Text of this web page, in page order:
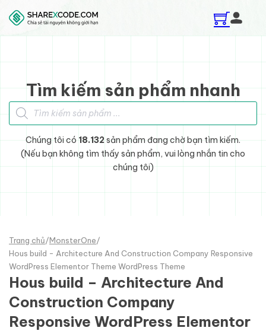
Skip to main content
Skip to footer
Tìm kiếm sản phẩm nhanh
Tìm kiếm sản phẩm
Chúng tôi có 18.132sản phẩm đang chờ bạn tìm kiếm.
(Nếu bạn không tìm thấy sản phẩm, vui lòng nhắn tin cho
chúng tôi)
Trang chủ/MonsterOne/
Hous build - Architecture And Construction Company Responsive
WordPress Elementor Theme WordPress Theme
Hous build – Architecture And
Construction Company
Responsive WordPress Elementor